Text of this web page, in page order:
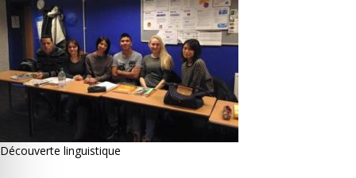
Découverte linguistique